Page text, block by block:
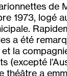
de
1973, logé
a été
la
(excepté
théâtre a